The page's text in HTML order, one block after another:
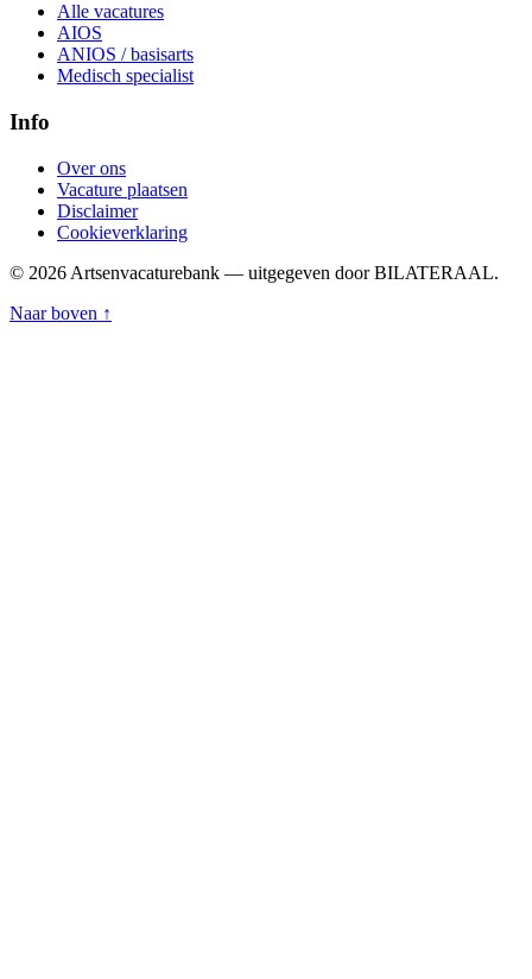
Alle vacatures
AIOS
ANIOS / basisarts
Medisch specialist
Info
Over ons
Vacature plaatsen
Disclaimer
Cookieverklaring
© 2026 Artsenvacaturebank — uitgegeven door BILATERAAL.
Naar boven ↑